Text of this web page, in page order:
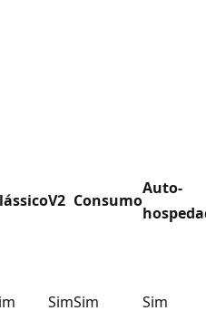
V2 Consumo
Auto-
SimSim Sim